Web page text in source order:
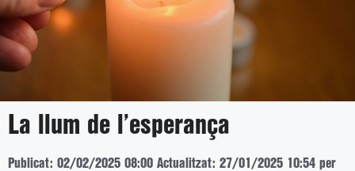
La llum de l’esperança
Publicat: 02/02/2025 08:00 Actualitzat: 27/01/2025 10:54 per